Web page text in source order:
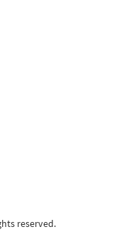
reserved.